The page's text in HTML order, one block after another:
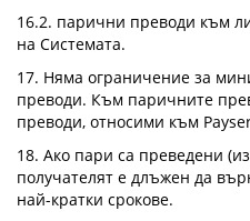
16.2. парични преводи към
на Системата.
17. Няма ограничение за
преводи. Към паричните
преводи, относими към
18. Ако пари са преведени
получателят е длъжен да
най-кратки срокове.